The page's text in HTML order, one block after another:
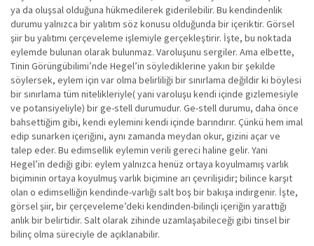
ya da oluşsal olduğuna hükmedilerek giderilebilir. Bu kendindenlik
durumu yalnızca bir yalıtım söz konusu olduğunda bir içeriktir. Görsel
şiir bu yalıtımı çerçeveleme işlemiyle gerçekleştirir. İşte, bu noktada
eylemde bulunan olarak bulunmaz. Varoluşunu sergiler. Ama elbette,
Tinin Görüngübilimi’nde Hegel’in söylediklerine yakın bir şekilde
söylersek, eylem için var olma belirliliği bir sınırlama değildir ki böylesi
bir sınırlama tüm nitelikleriyle( yani varoluşu kendi içinde gizlemesiyle
ve potansiyeliyle) bir ge-stell durumudur. Ge-stell durumu, daha önce
bahsettiğim gibi, kendi eylemini kendi içinde barındırır. Çünkü hem imal
edip sunarken içeriğini, aynı zamanda meydan okur, gizini açar ve
talep eder. Bu edimsellik eylemin verili gereci haline gelir. Yani
Hegel’in dediği gibi: eylem yalnızca henüz ortaya koyulmamış varlık
biçiminin ortaya koyulmuş varlık biçimine arı çevrilişidir; bilince karşıt
olan o edimselliğin kendinde-varlığı salt boş bir bakışa indirgenir. İşte,
görsel şiir, bir çerçeveleme’deki kendinden-bilinçli içeriğin yarattığı
anlık bir belirtidir. Salt olarak zihinde uzamlaşabileceği gibi tinsel bir
bilinç olma süreciyle de açıklanabilir.